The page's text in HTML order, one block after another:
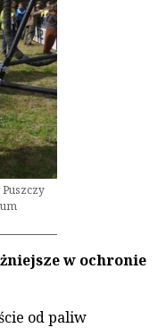
w ochronie
od paliw